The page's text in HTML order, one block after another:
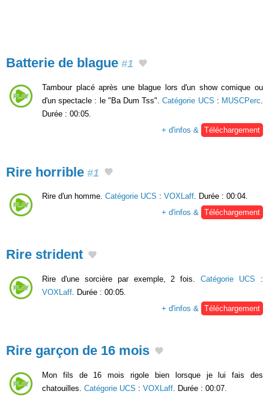
Batterie de blague #1
Tambour placé après une blague lors d'un show comique ou
d'un spectacle : le "Ba Dum Tss".Catégorie UCS : MUSCPerc
Durée : 00:05.
+ d'infos &
Téléchargement
Rire horrible #1
Rire d'un homme. Catégorie UCS : VOXLaff. Durée : 00:04.
+ d'infos & Téléchargement
Rire strident
Rire d'une sorcière par exemple, 2 fois.Catégorie UCS :
VOXLaff . Durée : 00:05.
+ d'infos &
Téléchargement
Rire garçon de 16 mois
Mon fils de 16 mois rigole bien lorsque je lui fais des
chatouilles. Catégorie UCS : VOXLaff . Durée : 00:07.